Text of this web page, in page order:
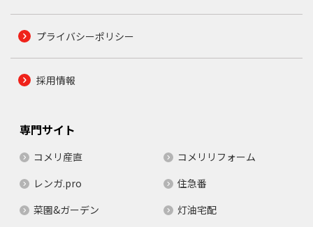
プライバシーポリシー
採用情報
専門サイト
コメリ産直
コメリリフォーム
レンガ.pro
住急番
菜園&ガーデン
灯油宅配